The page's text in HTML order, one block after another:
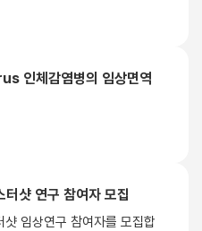
연구시설 및 장비 사용절차
인체감염병의 임상면역
샷 연구 참여자 모집
임상연구 참여자를 모집합